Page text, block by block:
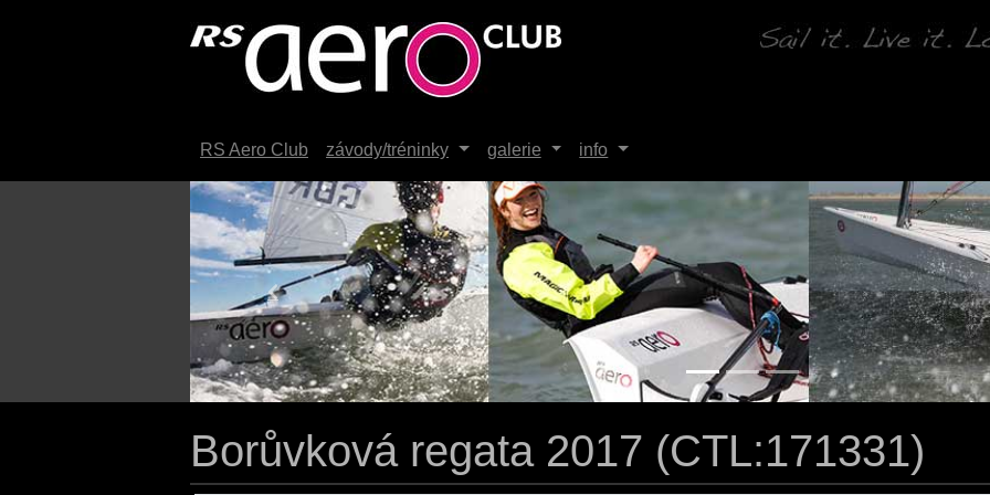
RS Aero Club závody/tréninky galerie info
Previous
Borůvková regata 2017 (CTL:171331)